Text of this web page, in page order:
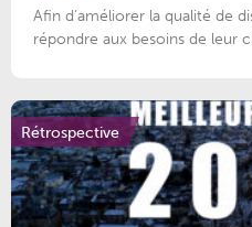
Afin d’améliorer la qualité de
répondre aux besoins de leur
Rétrospective